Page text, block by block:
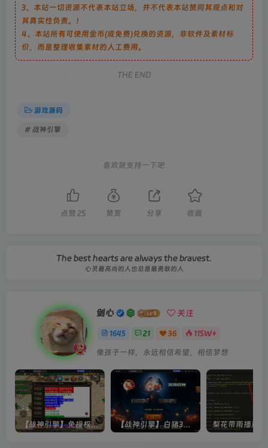
3、本站一切资源不代表本站立场，并不代表本站赞同其观点和对
其真实性负责。！
4、本站所有可使用金币(或免费)兑换的资源，非软件及素材标
价，而是整理收集素材的人工费用。
THE END
游戏源码
# 战神引擎
喜欢就支持一下吧
点赞 25 赞赏 分享 收藏
The best hearts are always the bravest.
心灵最高尚的人也总是最勇敢的人
剑心 关注
1645 21 36 115W+
像孩子一样，永远相信希望，相信梦想
【战神引擎】免授权-原生 [全屏自动拾取] 插件 + 配置教程（更新修复版，具体自测） 【战神引擎】白猪3-流浪战神3神技8大陆全屏拾取版特色服务端+生肖+转生+秘境+神魔+双端+教程(更新眼神拾取)